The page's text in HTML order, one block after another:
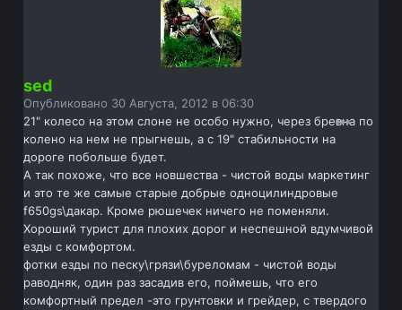
sed
Опубликовано 30 Августа, 2012 в 06:30
21" колесо на этом слоне не особо нужно, через бревна по
колено на нем не прыгнешь, а с 19" стабильности на
дороге побольше будет.
А так похоже, что все новшества - чистой воды маркетинг
и это те же самые старые добрые одноцилиндровые
f650gs\дакар. Кроме рюшечек ничего не поменяли.
Хороший турист для плохих дорог и неспешной вдумчивой
езды с комфортом.
фотки езды по песку\грязи\буреломам - чистой воды
раводняк, один раз засадив его, поймешь, что его
комфортный предел -это грунтовки и грейдер, с твердого